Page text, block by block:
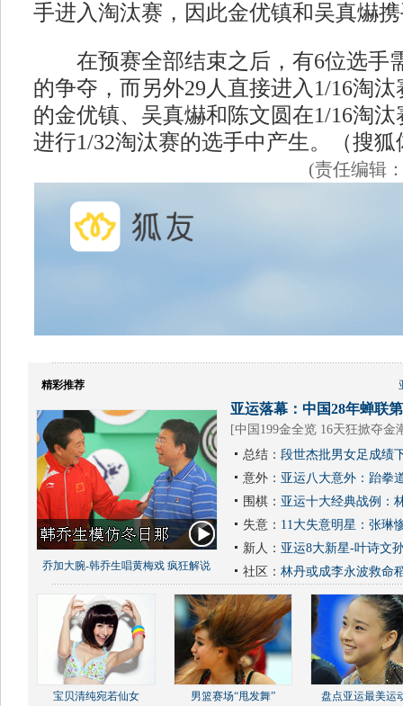
手进入淘汰赛，因此金优镇和吴真爀
在预赛全部结束之后，有6位选手
的争夺，而另外29人直接进入1/16淘
的金优镇、吴真爀和陈文圆在1/16淘
进行1/32淘汰赛的选手中产生。（搜狐
(责任编辑
精彩推荐
乔加大腕-韩乔生唱黄梅戏 疯狂解说
亚运落幕：中国28年蝉联
[中国199金全览 16天狂掀夺金
总结： 段世杰批男女足成绩
意外： 亚运八大意外：跆拳
围棋： 亚运十大经典战例：
失意： 11大失意明星：张琳
新人： 亚运8大新星-叶诗文
社区： 林丹或成李永波救命
宝贝清纯宛若仙女 男篮赛场“甩发舞” 盘点亚运最美运